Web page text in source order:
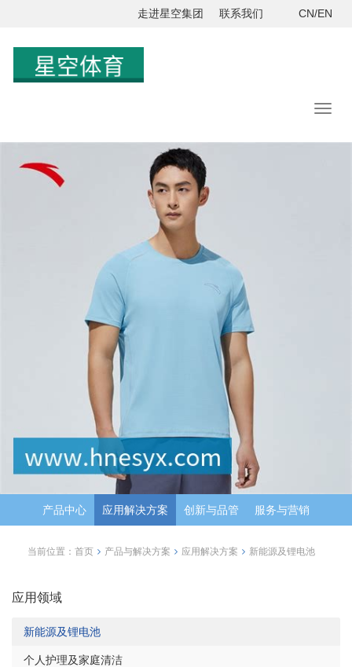
走进星空集团 联系我们 CN/EN
产品中心 应用解决方案 创新与品管 服务与营销
当前位置： 首页 产品与解决方案 应用解决方案 新能源及锂电池
应用领域
新能源及锂电池
个人护理及家庭清洁